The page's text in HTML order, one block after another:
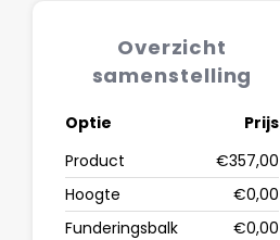
Overzicht
samenstelling
Optie
Prijs
Product
€357,00
Hoogte
€0,00
Funderingsbalk
€0,00